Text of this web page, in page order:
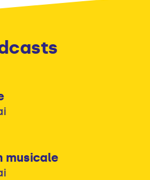
musicale